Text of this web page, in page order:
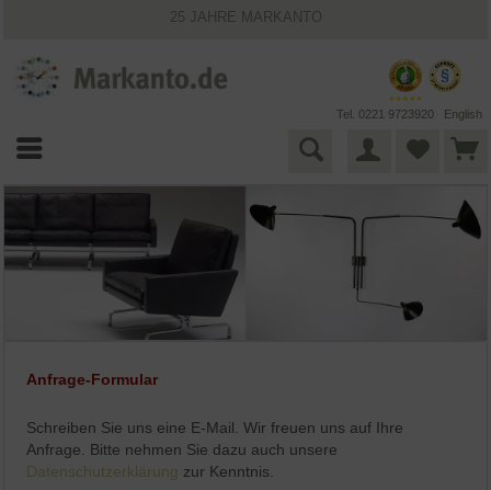
25 JAHRE MARKANTO
VIELFÄLTIGE ZAHLUNGSMÖGLICHKEITEN
Tel. 0221 9723920 English
Anfrage-Formular
Schreiben Sie uns eine E-Mail. Wir freuen uns auf Ihre
Anfrage. Bitte nehmen Sie dazu auch unsere
Datenschutzerklärung zur Kenntnis.